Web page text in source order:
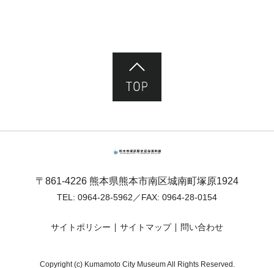
〒861-4226 熊本県熊本市南区城南町塚原1924
TEL: 0964-28-5962 ／FAX: 0964-28-0154
サイトポリシー サイトマップ 問い合わせ
Copyright (c) Kumamoto City Museum All Rights Reserved.